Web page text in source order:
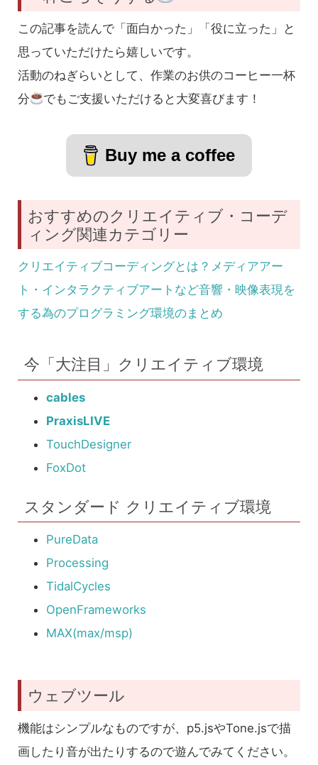
この記事を読んで「面白かった」「役に立った」と
思っていただけたら嬉しいです。
活動のねぎらいとして、作業のお供のコーヒー一杯
分
でもご支援いただけると大変喜びます！
Buy me a coffee
おすすめのクリエイティブ・コーデ
ィング関連カテゴリー
クリエイティブコーディングとは？メディアアー
ト・インタラクティブアートなど音響・映像表現を
する為のプログラミング環境のまとめ
今「大注目」クリエイティブ環境
cables
PraxisLIVE
TouchDesigner
FoxDot
スタンダード クリエイティブ環境
PureData
Processing
TidalCycles
OpenFrameworks
MAX(max/msp)
ウェブツール
機能はシンプルなものですが、p5.jsやTone.jsで描
画したり音が出たりするので遊んでみてください。